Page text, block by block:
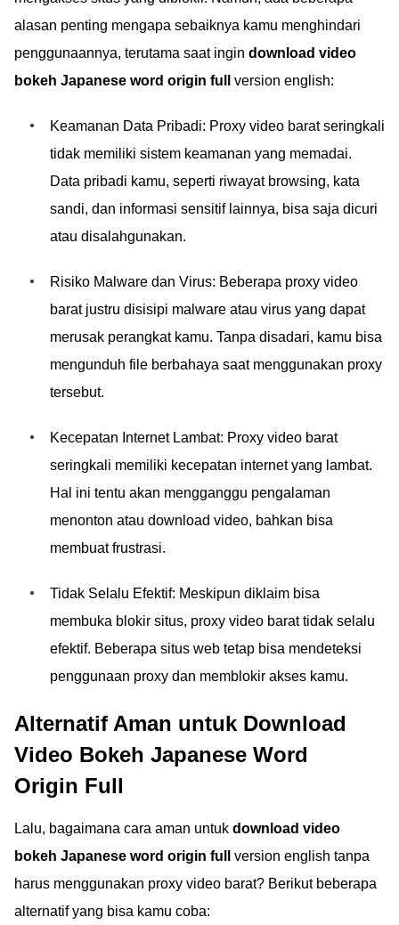
alasan penting mengapa sebaiknya kamu menghindari
penggunaannya, terutama saat ingin download video
bokeh Japanese word origin full
version english:
Keamanan Data Pribadi: Proxy video barat seringkali
tidak memiliki sistem keamanan yang memadai.
Data pribadi kamu, seperti riwayat browsing, kata
sandi, dan informasi sensitif lainnya, bisa saja dicuri
atau disalahgunakan.
Risiko Malware dan Virus: Beberapa proxy video
barat justru disisipi malware atau virus yang dapat
merusak perangkat kamu. Tanpa disadari, kamu bisa
mengunduh file berbahaya saat menggunakan proxy
tersebut.
Kecepatan Internet Lambat: Proxy video barat
seringkali memiliki kecepatan internet yang lambat.
Hal ini tentu akan mengganggu pengalaman
menonton atau download video, bahkan bisa
membuat frustrasi.
Tidak Selalu Efektif: Meskipun diklaim bisa
membuka blokir situs, proxy video barat tidak selalu
efektif. Beberapa situs web tetap bisa mendeteksi
penggunaan proxy dan memblokir akses kamu.
Alternatif Aman untuk Download
Video Bokeh Japanese Word
Origin Full
Lalu, bagaimana cara aman untuk download video
bokeh Japanese word origin full
version english tanpa
harus menggunakan proxy video barat? Berikut beberapa
alternatif yang bisa kamu coba: